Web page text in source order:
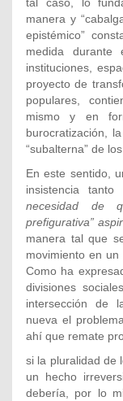
manera y
epistémico”
medida durante
instituciones,
proyecto de
populares,
mismo y en
burocratización,
“subalterna” de
En este sentido,
insistencia
necesidad de
prefigurativa”
manera tal que
movimiento en un
Como ha
divisiones
intersección de
nueva el
ahí que remate
si la pluralidad de
un hecho
debería, por lo